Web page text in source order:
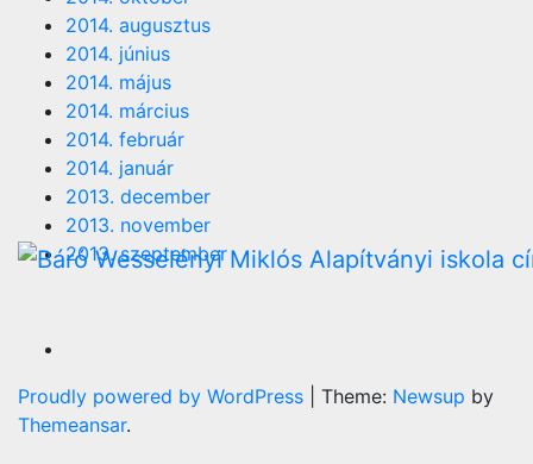
2014. augusztus
2014. június
2014. május
2014. március
2014. február
2014. január
2013. december
2013. november
2013. szeptember
Proudly powered by WordPress Theme: Newsup by
Themeansar.